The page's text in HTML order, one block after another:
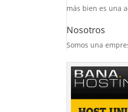
más bien es una
Nosotros
Somos una